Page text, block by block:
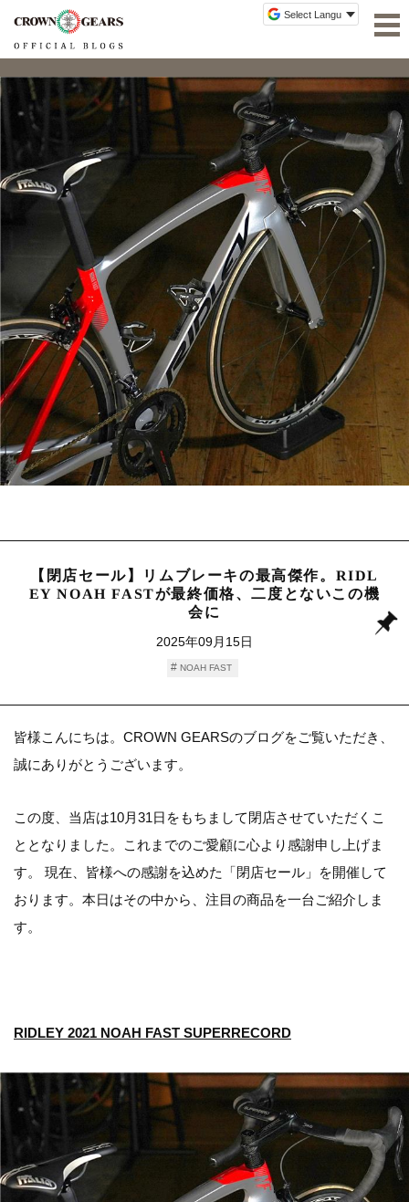
【閉店セール】リムブレーキの最高傑作。RIDL
EY NOAH FASTが最終価格、二度とないこの機
会に
2025年09月15日
NOAH FAST
皆様こんにちは。CROWN GEARSのブログをご覧いただき、
誠にありがとうございます。
この度、当店は10月31日をもちまして閉店させていただくこ
ととなりました。これまでのご愛顧に心より感謝申し上げま
す。 現在、皆様への感謝を込めた「閉店セール」を開催して
おります。本日はその中から、注目の商品を一台ご紹介しま
す。
RIDLEY 2021 NOAH FAST SUPERRECORD